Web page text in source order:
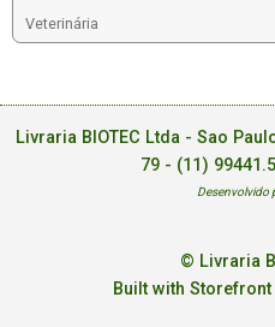
Veterinária
Livraria BIOTEC Ltda - Sao
79 - (11)
Desenvolvido
© Livraria
Built with